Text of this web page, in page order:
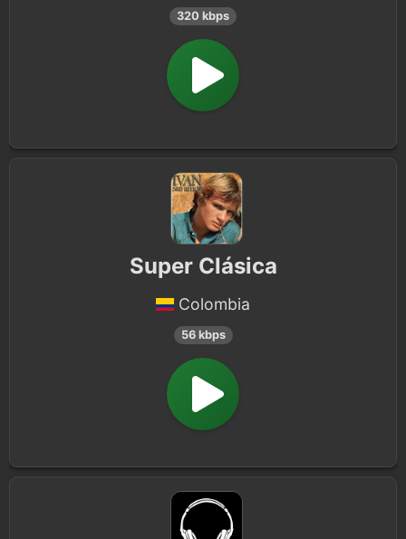
320 kbps
Super Clásica
Colombia
56 kbps